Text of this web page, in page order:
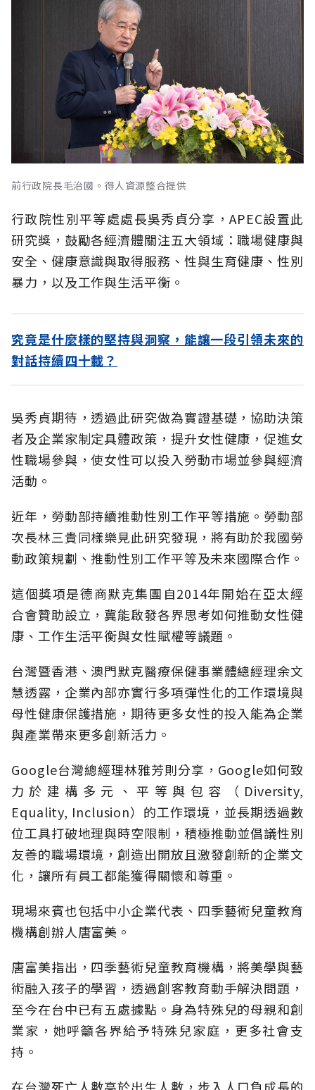
前行政院長毛治國。得人資源整合提供
行政院性別平等處處長吳秀貞分享，APEC設置此
研究獎，鼓勵各經濟體關注五大領域：職場健康與
安全、健康意識與取得服務、性與生育健康、性別
暴力，以及工作與生活平衡。
究竟是什麼樣的堅持與洞察，能讓一段引領未來的
對話持續四十載？
吳秀貞期待，透過此研究做為實證基礎，協助決策
者及企業家制定具體政策，提升女性健康，促進女
性職場參與，使女性可以投入勞動市場並參與經濟
活動。
近年，勞動部持續推動性別工作平等措施。勞動部
次長林三貴同樣樂見此研究發現，將有助於我國勞
動政策規劃、推動性別工作平等及未來國際合作。
這個獎項是德商默克集團自2014年開始在亞太經
合會贊助設立，冀能啟發各界思考如何推動女性健
康、工作生活平衡與女性賦權等議題。
台灣暨香港、澳門默克醫療保健事業體總經理余文
慧透露，企業內部亦實行多項彈性化的工作環境與
母性健康保護措施，期待更多女性的投入能為企業
與產業帶來更多創新活力。
Google台灣總經理林雅芳則分享，Google如何致
力於建構多元、平等與包容（Diversity,
Equality, Inclusion）的工作環境，並長期透過數
位工具打破地理與時空限制，積極推動並倡議性別
友善的職場環境，創造出開放且激發創新的企業文
化，讓所有員工都能獲得關懷和尊重。
現場來賓也包括中小企業代表、四季藝術兒童教育
機構創辦人唐富美。
唐富美指出，四季藝術兒童教育機構，將美學與藝
術融入孩子的學習，透過創客教育動手解決問題，
至今在台中已有五處據點。身為特殊兒的母親和創
業家，她呼籲各界給予特殊兒家庭，更多社會支
持。